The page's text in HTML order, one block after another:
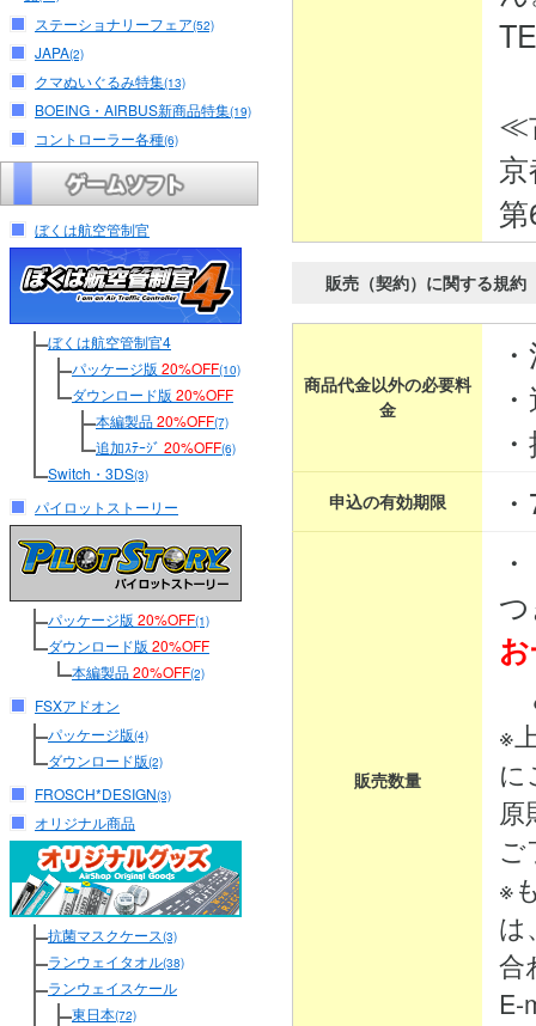
ステーショナリーフェア(52)
JAPA(2)
クマぬいぐるみ特集(13)
BOEING・AIRBUS新商品特集(19)
コントローラー各種(6)
ぼくは航空管制官
ぼくは航空管制官4
パッケージ版 20%OFF(10)
ダウンロード版 20%OFF
本編製品20%OFF(7)
追加ｽﾃｰｼﾞ 20%OFF(6)
Switch・3DS(3)
パイロットストーリー
パッケージ版 20%OFF(1)
ダウンロード版 20%OFF
本編製品20%OFF(2)
FSXアドオン
パッケージ版(4)
ダウンロード版(2)
FROSCH*DESIGN(3)
オリジナル商品
抗菌マスクケース(3)
ランウェイタオル(38)
ランウェイスケール
東日本(72)
≪
販売（契約）に関する規約
商品代金以外の必要料
金
申込の有効期限
販売数量
※
に
原
ご
※
は
合
E-